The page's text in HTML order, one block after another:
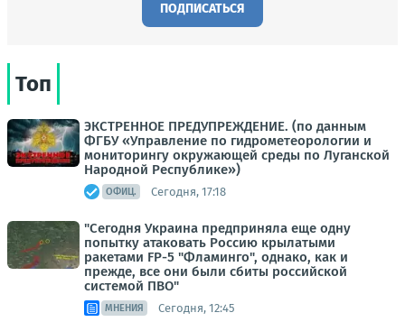
ПОДПИСАТЬСЯ
Топ
ЭКСТРЕННОЕ ПРЕДУПРЕЖДЕНИЕ. (по данным
ФГБУ «Управление по гидрометеорологии и
мониторингу окружающей среды по Луганской
Народной Республике»)
ОФИЦ. Сегодня, 17:18
"Сегодня Украина предприняла еще одну
попытку атаковать Россию крылатыми
ракетами FP-5 "Фламинго", однако, как и
прежде, все они были сбиты российской
системой ПВО"
МНЕНИЯ Сегодня, 12:45